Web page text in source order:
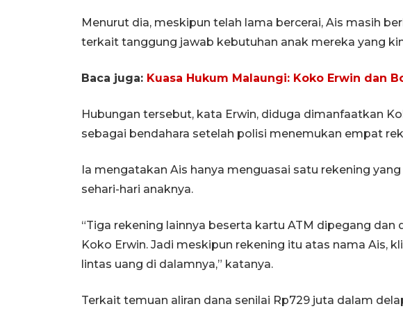
Menurut dia, meskipun telah lama bercerai, Ais masih
terkait tanggung jawab kebutuhan anak mereka yang
Baca juga: Kuasa Hukum Malaungi: Koko Erwin dan
Hubungan tersebut, kata Erwin, diduga dimanfaatkan
sebagai bendahara setelah polisi menemukan empat
Ia mengatakan Ais hanya menguasai satu rekening
sehari-hari anaknya.
“Tiga rekening lainnya beserta kartu ATM dipegang dan
Koko Erwin. Jadi meskipun rekening itu atas nama Ais,
lintas uang di dalamnya,” katanya.
Terkait temuan aliran dana senilai Rp729 juta dalam